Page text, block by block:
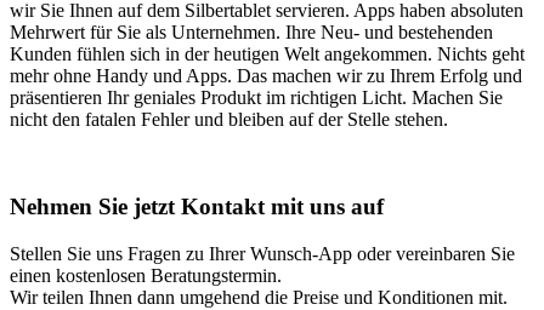
wir Sie Ihnen auf dem Silbertablet servieren. Apps haben absoluten
Mehrwert für Sie als Unternehmen. Ihre Neu- und bestehenden
Kunden fühlen sich in der heutigen Welt angekommen. Nichts geht
mehr ohne Handy und Apps. Das machen wir zu Ihrem Erfolg und
präsentieren Ihr geniales Produkt im richtigen Licht. Machen Sie
nicht den fatalen Fehler und bleiben auf der Stelle stehen.
Nehmen Sie jetzt Kontakt mit uns auf
Stellen Sie uns Fragen zu Ihrer Wunsch-App oder vereinbaren Sie
einen kostenlosen Beratungstermin.
Wir teilen Ihnen dann umgehend die Preise und Konditionen mit.